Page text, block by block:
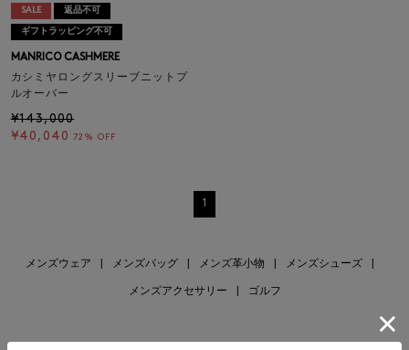
SALE 返品不可
ギフトラッピング不可
MANRICO CASHMERE
カシミヤロングスリーブニットプ
ルオーバー
¥143,000
¥40,040 72% OFF
1
メンズウェア メンズバッグ メンズ革小物 メンズシューズ
メンズアクセサリー ゴルフ